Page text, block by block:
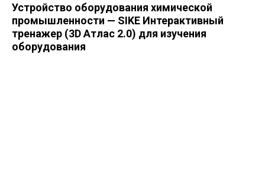
Устройство оборудования химической
промышленности — SIKE Интерактивный
тренажер (3D Атлас 2.0) для изучения
оборудования